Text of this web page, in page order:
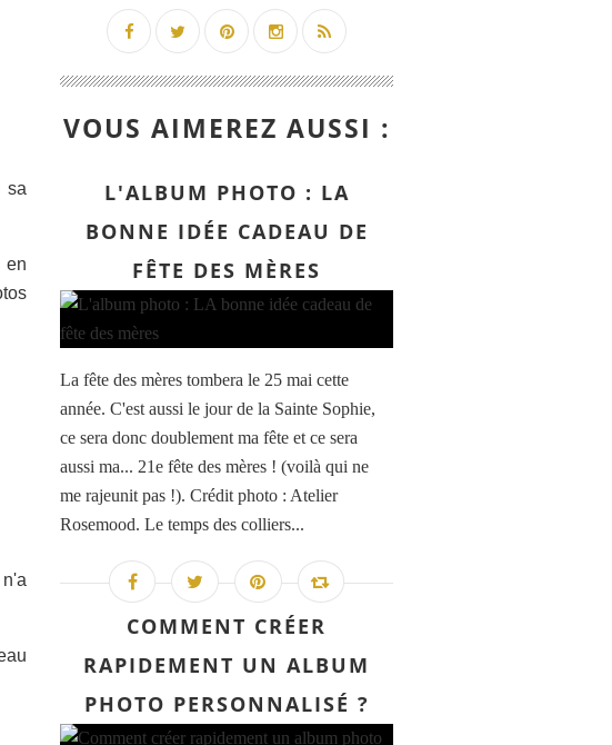
sa
en
VOUS AIMEREZ AUSSI :
L'ALBUM PHOTO : LA
BONNE IDÉE CADEAU DE
FÊTE DES MÈRES
La fête des mères tombera le 25 mai cette
année. C'est aussi le jour de la Sainte Sophie,
ce sera donc doublement ma fête et ce sera
aussi ma... 21e fête des mères ! (voilà qui ne
me rajeunit pas !). Crédit photo : Atelier
Rosemood. Le temps des colliers...
COMMENT CRÉER
RAPIDEMENT UN ALBUM
PHOTO PERSONNALISÉ ?